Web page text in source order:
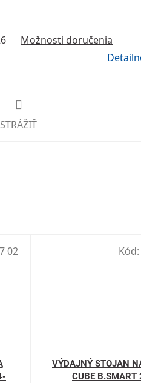
Možnosti doručenia
STRÁŽIŤ
02
VÝDAJNÝ STOJAN
CUBE B.SMART
Kód: